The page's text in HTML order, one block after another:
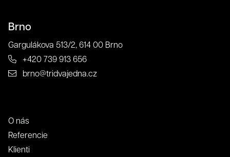
Brno
Gargulákova 513/2, 614 00 Brno
+420 739 913 656
brno@tridvajedna.cz
O nás
Referencie
Klienti